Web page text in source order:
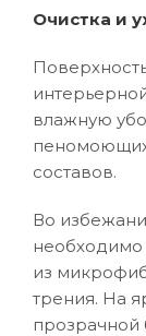
Очистка и
влажную
составов.
Во
из
трения. На
прозрачной